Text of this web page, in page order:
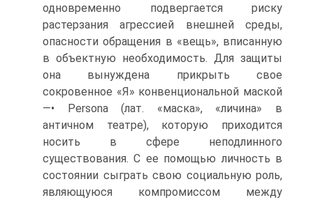
одновременно подвергается риску
растерзания агрессией внешней среды,
опасности обращения в «вещь», вписанную
в объектную необходимость. Для защиты
она вынуждена прикрыть свое
сокровенное «Я» конвенциональной маской
—• Persona (лат. «маска», «личина» в
античном театре), которую приходится
носить в сфере неподлинного
существования. С ее помощью личность в
состоянии сыграть свою социальную роль,
являющуюся компромиссом между